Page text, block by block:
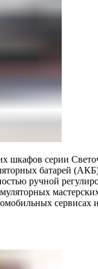
шкафов серии
батарей
ручной